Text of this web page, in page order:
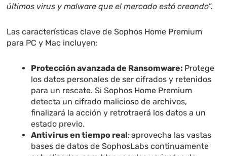
últimos virus y malware que el mercado está creando”.
Las características clave de Sophos Home Premium
para PC y Mac incluyen:
Protección avanzada de Ransomware: Protege
los datos personales de ser cifrados y retenidos
para un rescate. Si Sophos Home Premium
detecta un cifrado malicioso de archivos,
finalizará la acción y retrotraerá los datos a un
estado previo.
Antivirus en tiempo real: aprovecha las vastas
bases de datos de SophosLabs continuamente